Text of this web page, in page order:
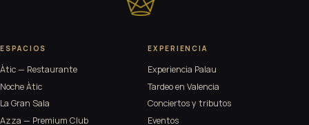
ESPACIOS
Àtic — Restaurante
Noche Àtic
La Gran Sala
Azza — Premium Club
EXPERIENCIA
Experiencia Palau
Tardeo en Valencia
Conciertos y tributos
Eventos